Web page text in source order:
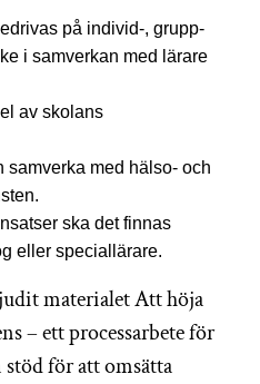
på individ-, grupp-
i samverkan med lärare
av skolans
med hälso- och
ska det finnas
eller speciallärare.
materialet Att höja
– ett processarbete för
för att omsätta